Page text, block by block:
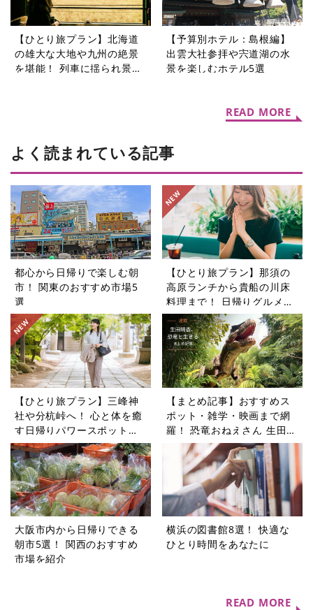
【ひとり旅プラン】北海道
の雄大な大地や九州の絶景
を堪能！ 列車に揺られ景色
【予算別ホテル：島根編】
出雲大社参拝や宍道湖の水
景を楽しむホテル5選
READ MORE
よく読まれている記事
都心から日帰りで楽しむ朝
市！ 関東のおすすめ市場5
選
【ひとり旅プラン】那須の
高原ランチから貴船の川床
料理まで！ 日帰りグルメ旅
5選
【ひとり旅プラン】三峰神
社や分杭峠へ！ 心と体を癒
す日帰りパワースポットツ
アー5選
【まとめ記事】おすすめス
ポット・雑学・映画まで網
羅！ 恐竜おねえさん 生田晴
香の恐竜コラム9選
大阪市内から日帰りできる
朝市5選！ 関西のおすすめ
市場を紹介
横浜の図書館8選！ 快適な
ひとり時間をあなたに
READ MORE